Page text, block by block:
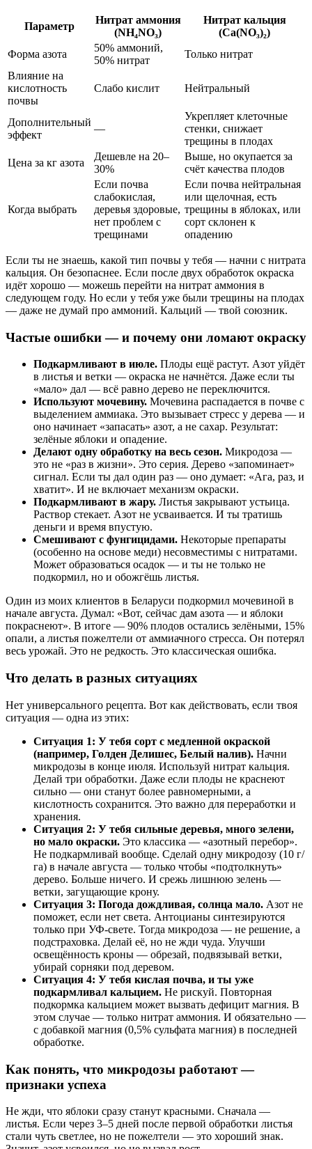
Параметр
Нитрат аммония
(NH₄NO₃)
Нитрат кальция
(Ca(NO₃)₂)
Форма азота
50% аммоний,
50% нитрат
Только нитрат
Влияние на
кислотность
почвы
Слабо кислит Нейтральный
Дополнительный
эффект
—
Укрепляет клеточные
стенки, снижает
трещины в плодах
Цена за кг азота
Дешевле на 20–
30%
Выше, но окупается за
счёт качества плодов
Когда выбрать
Если почва
слабокислая,
деревья здоровые,
нет проблем с
трещинами
Если почва нейтральная
или щелочная, есть
трещины в яблоках, или
сорт склонен к
опадению
Если ты не знаешь, какой тип почвы у тебя — начни с нитрата
кальция. Он безопаснее. Если после двух обработок окраска
идёт хорошо — можешь перейти на нитрат аммония в
следующем году. Но если у тебя уже были трещины на плодах
— даже не думай про аммоний. Кальций — твой союзник.
Частые ошибки — и почему они ломают окраску
Подкармливают в июле. Плоды ещё растут. Азот уйдёт
в листья и ветки — окраска не начнётся. Даже если ты
«мало» дал — всё равно дерево не переключится.
Используют мочевину. Мочевина распадается в почве с
выделением аммиака. Это вызывает стресс у дерева — и
оно начинает «запасать» азот, а не сахар. Результат:
зелёные яблоки и опадение.
Делают одну обработку на весь сезон. Микродоза —
это не «раз в жизни». Это серия. Дерево «запоминает»
сигнал. Если ты дал один раз — оно думает: «Ага, раз, и
хватит». И не включает механизм окраски.
Подкармливают в жару. Листья закрывают устьица.
Раствор стекает. Азот не усваивается. И ты тратишь
деньги и время впустую.
Смешивают с фунгицидами. Некоторые препараты
(особенно на основе меди) несовместимы с нитратами.
Может образоваться осадок — и ты не только не
подкормил, но и обожгёшь листья.
Один из моих клиентов в Беларуси подкормил мочевиной в
начале августа. Думал: «Вот, сейчас дам азота — и яблоки
покраснеют». В итоге — 90% плодов остались зелёными, 15%
опали, а листья пожелтели от аммиачного стресса. Он потерял
весь урожай. Это не редкость. Это классическая ошибка.
Что делать в разных ситуациях
Нет универсального рецепта. Вот как действовать, если твоя
ситуация — одна из этих:
Ситуация 1: У тебя сорт с медленной окраской
(например, Голден Делишес, Белый налив). Начни
микродозы в конце июля. Используй нитрат кальция.
Делай три обработки. Даже если плоды не краснеют
сильно — они станут более равномерными, а
кислотность сохранится. Это важно для переработки и
хранения.
Ситуация 2: У тебя сильные деревья, много зелени,
но мало окраски. Это классика — «азотный перебор».
Не подкармливай вообще. Сделай одну микродозу (10 г/
га) в начале августа — только чтобы «подтолкнуть»
дерево. Больше ничего. И срежь лишнюю зелень —
ветки, загущающие крону.
Ситуация 3: Погода дождливая, солнца мало. Азот не
поможет, если нет света. Антоцианы синтезируются
только при УФ-свете. Тогда микродоза — не решение, а
подстраховка. Делай её, но не жди чуда. Улучши
освещённость кроны — обрезай, подвязывай ветки,
убирай сорняки под деревом.
Ситуация 4: У тебя кислая почва, и ты уже
подкармливал кальцием. Не рискуй. Повторная
подкормка кальцием может вызвать дефицит магния. В
этом случае — только нитрат аммония. И обязательно —
с добавкой магния (0,5% сульфата магния) в последней
обработке.
Как понять, что микродозы работают —
признаки успеха
Не жди, что яблоки сразу станут красными. Сначала —
листья. Если через 3–5 дней после первой обработки листья
стали чуть светлее, но не пожелтели — это хороший знак.